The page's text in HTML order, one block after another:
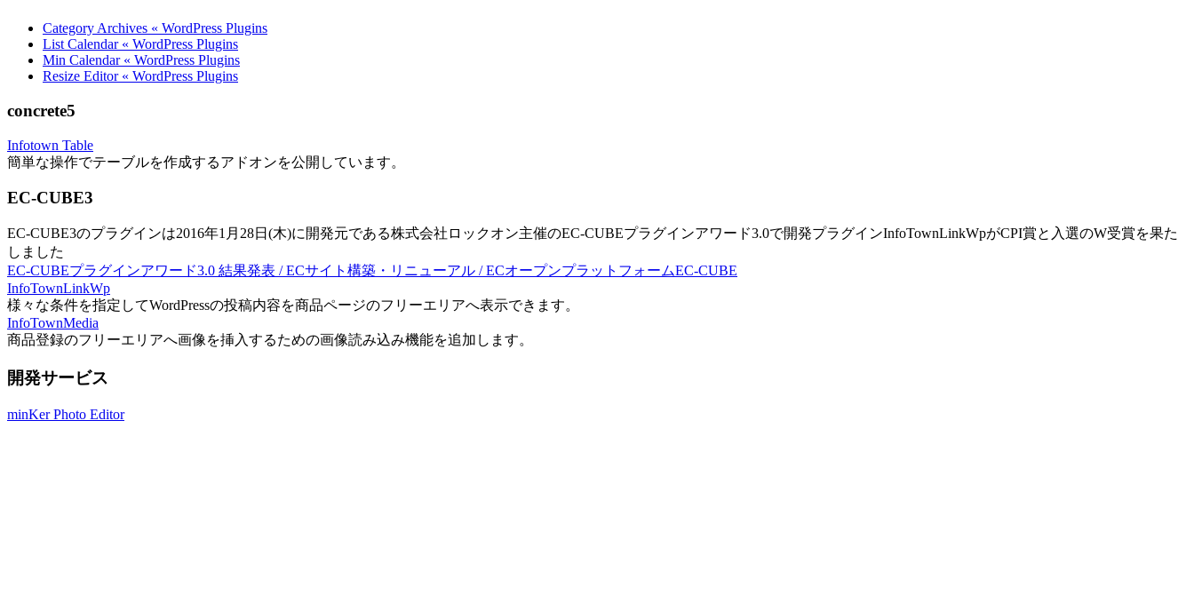
Category Archives « WordPress Plugins
List Calendar « WordPress Plugins
Min Calendar « WordPress Plugins
Resize Editor « WordPress Plugins
concrete5
Infotown Table
簡単な操作でテーブルを作成するアドオンを公開しています。
EC-CUBE3
EC-CUBE3のプラグインは2016年1月28日(木)に開発元である株式会社ロックオン主催のEC-CUBEプラグインアワード3.0で開発プラグインInfoTownLinkWpがCPI賞と入選のW受賞を果た
しました
EC-CUBEプラグインアワード3.0 結果発表 / ECサイト構築・リニューアル / ECオープンプラットフォームEC-CUBE
InfoTownLinkWp
様々な条件を指定してWordPressの投稿内容を商品ページのフリーエリアへ表示できます。
InfoTownMedia
商品登録のフリーエリアへ画像を挿入するための画像読み込み機能を追加します。
開発サービス
minKer Photo Editor